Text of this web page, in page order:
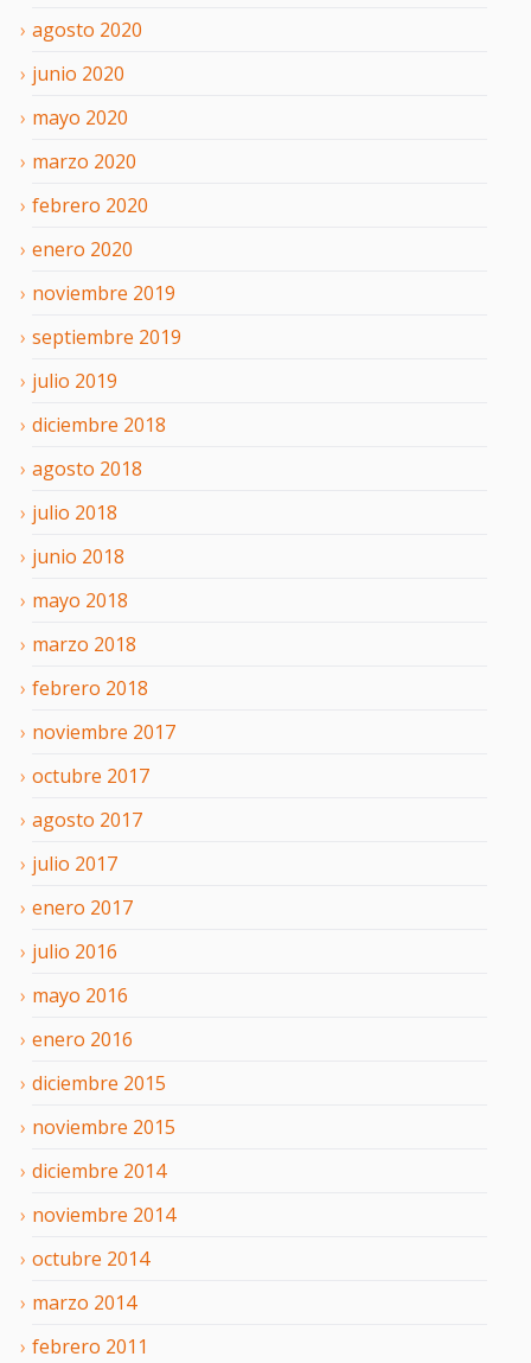
agosto 2020
junio 2020
mayo 2020
marzo 2020
febrero 2020
enero 2020
noviembre 2019
septiembre 2019
julio 2019
diciembre 2018
agosto 2018
julio 2018
junio 2018
mayo 2018
marzo 2018
febrero 2018
noviembre 2017
octubre 2017
agosto 2017
julio 2017
enero 2017
julio 2016
mayo 2016
enero 2016
diciembre 2015
noviembre 2015
diciembre 2014
noviembre 2014
octubre 2014
marzo 2014
febrero 2011